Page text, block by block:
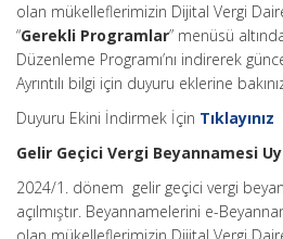
olan mükelleflerimizin Dijital Vergi
“Gerekli Programlar” menüsü
Düzenleme Programı’nı indirerek
Ayrıntılı bilgi için duyuru eklerine
Duyuru Ekini İndirmek İçin Tıklayınız
Gelir Geçici Vergi Beyannamesi
2024/1. dönem gelir geçici vergi
açılmıştır. Beyannamelerini e-